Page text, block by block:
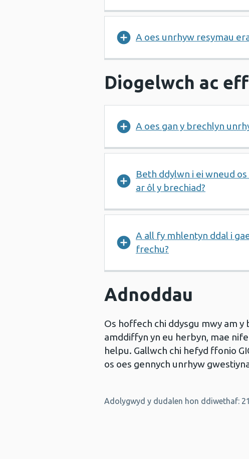
A oes unrhyw resymau
Diogelwch ac
A oes gan y brechlyn
Beth ddylwn i ei wneud
ar ôl y brechiad?
A all fy mhlentyn ddal i
frechu?
Adnoddau
Os hoffech chi ddysgu mwy am y
amddiffyn yn eu herbyn, mae
helpu. Gallwch chi hefyd ffonio
os oes gennych unrhyw
Adolygwyd y dudalen hon ddiwethaf: